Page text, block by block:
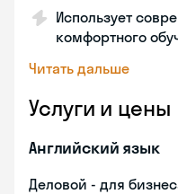
Использует
комфортного
Читать дальше
Услуги и цены
Английский язык
Деловой - для